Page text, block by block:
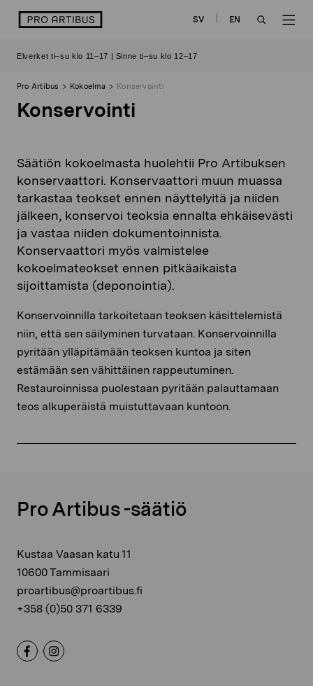
sisältöön
logo SV
EN
Elverket ti–su klo 11–17 | Sinne ti–su klo 12–17
Pro Artibus Kokoelma Konservointi
Konservointi
Säätiön kokoelmasta huolehtii Pro Artibuksen
konservaattori. Konservaattori muun muassa
tarkastaa teokset ennen näyttelyitä ja niiden
jälkeen, konservoi teoksia ennalta ehkäisevästi
ja vastaa niiden dokumentoinnista.
Konservaattori myös valmistelee
kokoelmateokset ennen pitkäaikaista
sijoittamista (deponointia).
Konservoinnilla tarkoitetaan teoksen käsittelemistä
niin, että sen säilyminen turvataan. Konservoinnilla
pyritään ylläpitämään teoksen kuntoa ja siten
estämään sen vähittäinen rappeutuminen.
Restauroinnissa puolestaan pyritään palauttamaan
teos alkuperäistä muistuttavaan kuntoon.
Pro Artibus -säätiö
Kustaa Vaasan katu 11
10600 Tammisaari
proartibus@proartibus.fi
+358 (0)50 371 6339